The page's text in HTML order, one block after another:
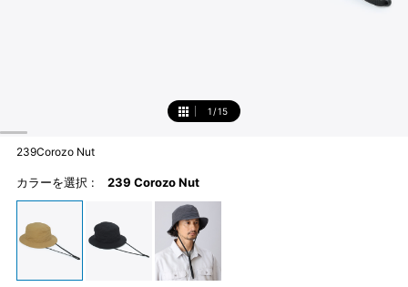
1 /15
239Corozo Nut
カラーを選択 : 239 Corozo Nut